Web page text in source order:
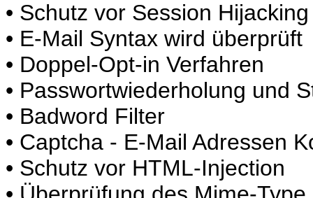
• Schutz vor Session Hijacking
• E-Mail Syntax wird überprüft
• Doppel-Opt-in Verfahren
• Passwortwiederholung und
• Badword Filter
• Captcha - E-Mail Adressen
• Schutz vor HTML-Injection